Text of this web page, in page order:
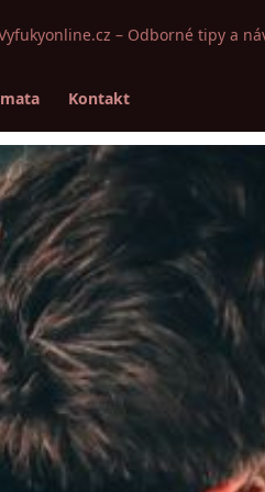
– Odborné tipy a
Kontakt